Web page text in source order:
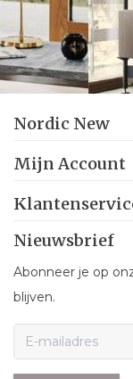
Nordic New
Mijn Account
Nieuwsbrief
Abonneer je op
blijven.